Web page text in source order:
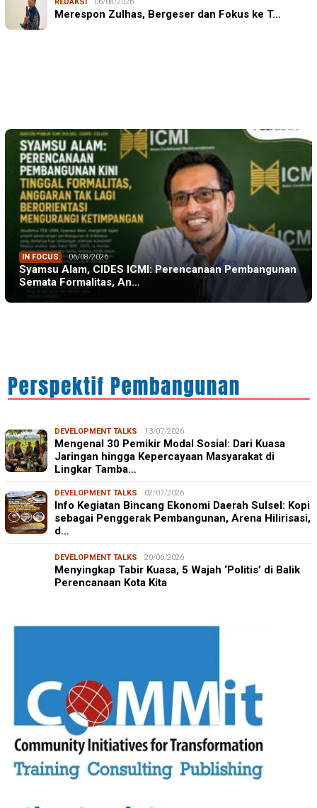
Merespon Zulhas, Bergeser dan Fokus ke T…
Mahasiswa KKN-T Unhas Edukasi Warga Desa Buae
Kenali Mikroorganisme Baik dan Jahat untuk Cegah
IN FOCUS 06/08/2026
Syamsu Alam, CIDES ICMI: Perencanaan Pembangunan
Semata Formalitas, An…
DEVELOPMENT TALKS 13/07/2026
Mengenal 30 Pemikir Modal Sosial: Dari Kuasa
Jaringan hingga Kepercayaan Masyarakat di
Lingkar Tamba…
DEVELOPMENT TALKS 02/07/2026
Info Kegiatan Bincang Ekonomi Daerah Sulsel: Kopi
sebagai Penggerak Pembangunan, Arena Hilirisasi,
d…
DEVELOPMENT TALKS 20/06/2026
Menyingkap Tabir Kuasa, 5 Wajah ‘Politis’ di Balik
Perencanaan Kota Kita